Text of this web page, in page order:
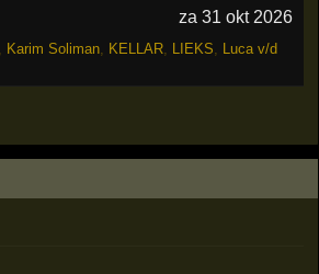
za 31 okt 2026
Karim Soliman, KELLAR, LIEKS
Luca v/d